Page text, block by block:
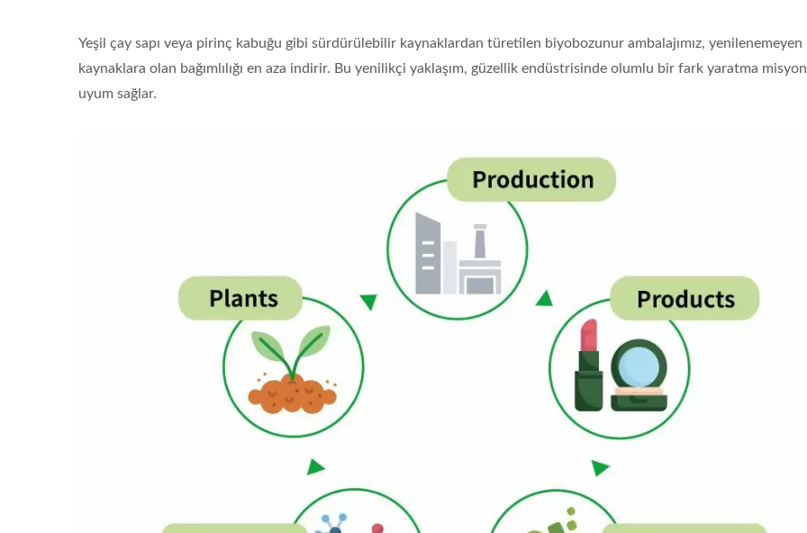
Yeşil çay sapı veya pirinç kabuğu gibi sürdürülebilir kaynaklardan türetilen biyobozunur ambalajımız, yenilenemeyen
kaynaklara olan bağımlılığı en aza indirir. Bu yenilikçi yaklaşım, güzellik endüstrisinde olumlu bir fark yaratma
uyum sağlar.